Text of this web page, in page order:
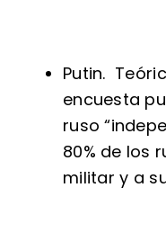
Putin.
encuesta
ruso
80% de los
militar y a